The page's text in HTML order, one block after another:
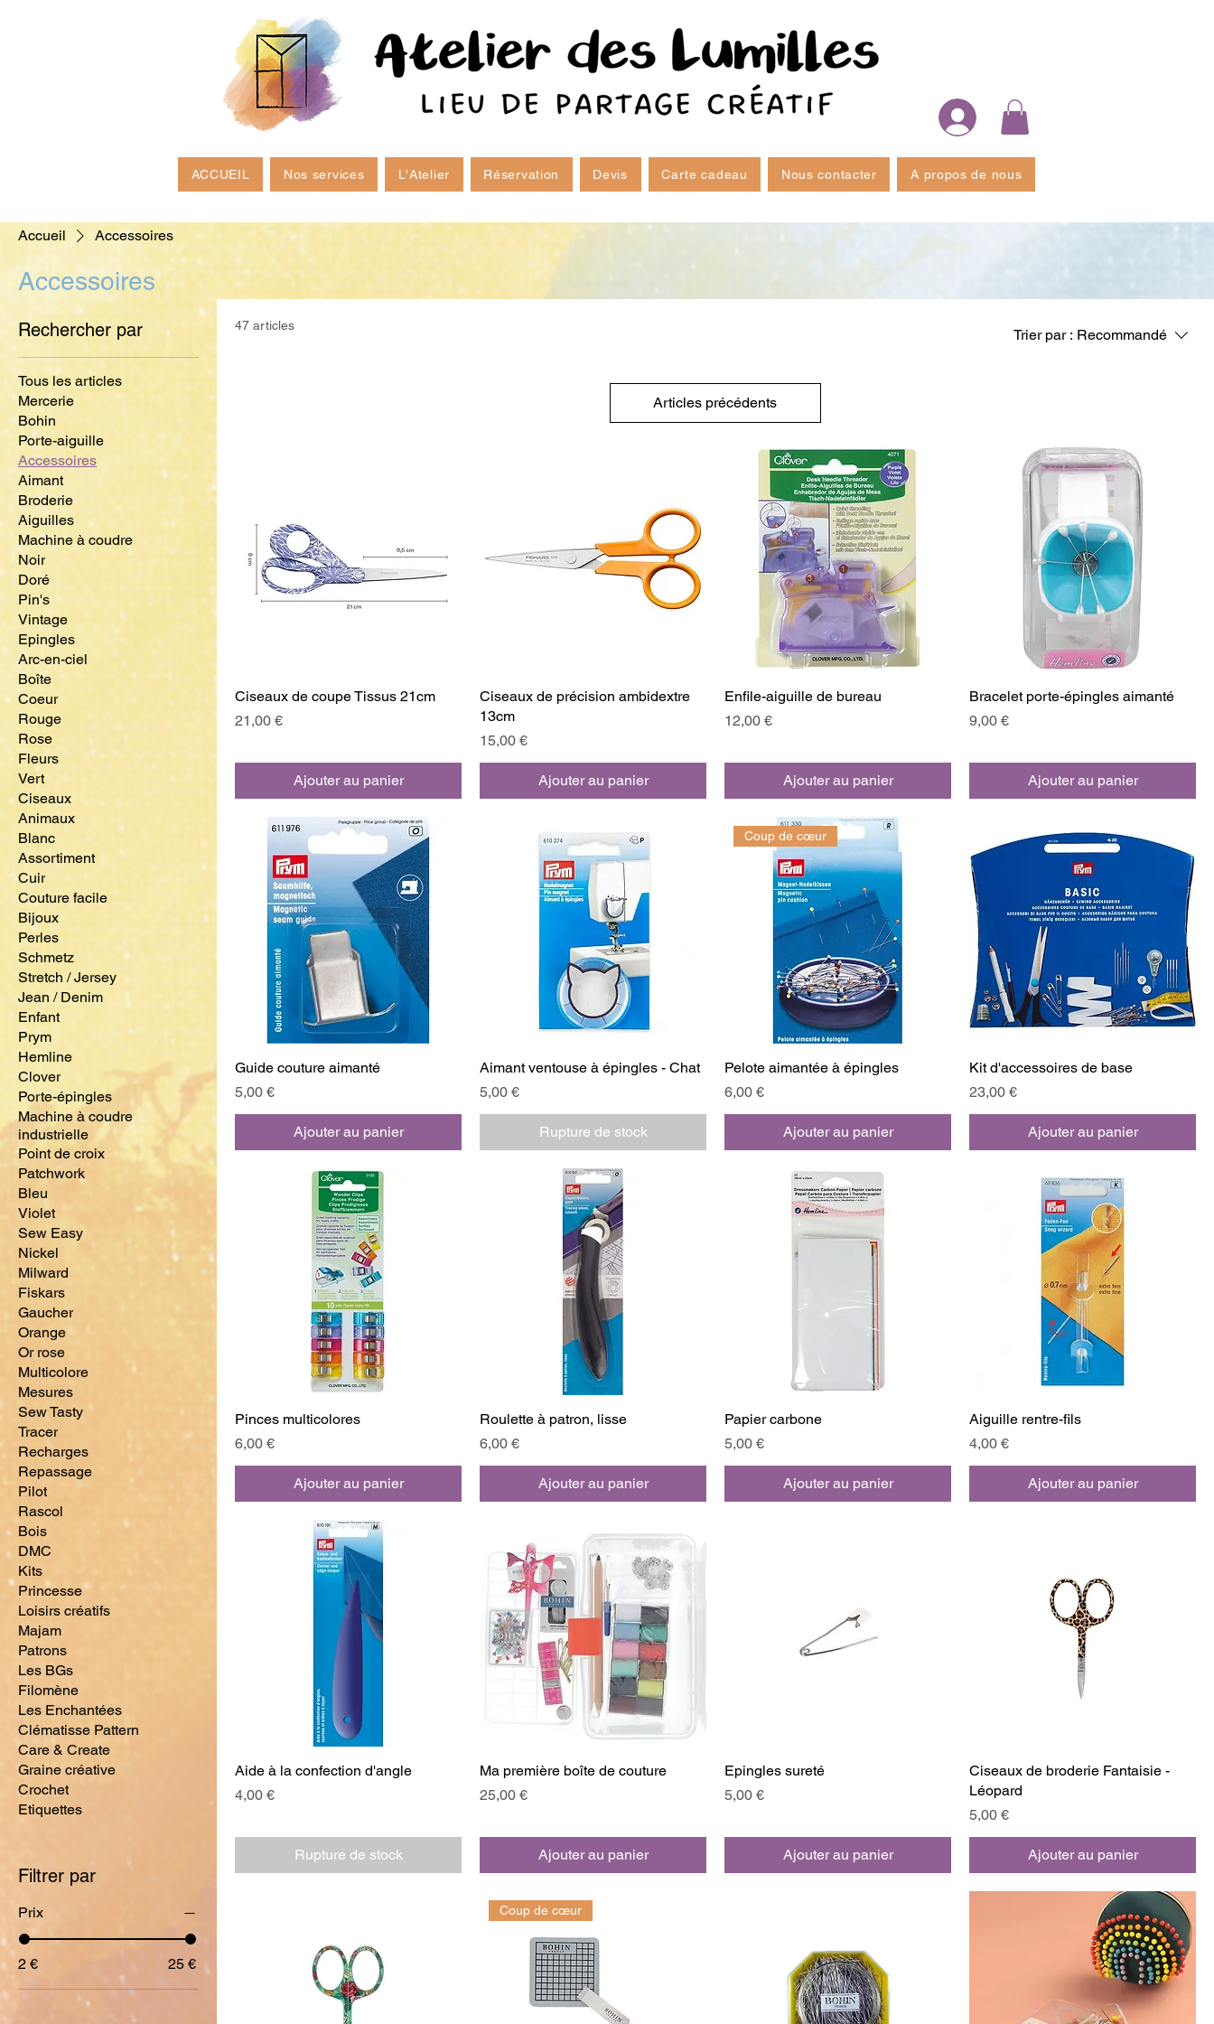
ACCUEIL Nos services L'Atelier Réservation Devis Carte cadeau Nous contacter A propos de nous
Accueil Accessoires
Accessoires
Rechercher par
Tous les articles
Mercerie
Bohin
Porte-aiguille
Accessoires
Aimant
Broderie
Aiguilles
Machine à coudre
Noir
Doré
Pin's
Vintage
Epingles
Arc-en-ciel
Boîte
Coeur
Rouge
Rose
Fleurs
Vert
Ciseaux
Animaux
Blanc
Assortiment
Cuir
Couture facile
Bijoux
Perles
Schmetz
Stretch / Jersey
Jean / Denim
Enfant
Prym
Hemline
Clover
Porte-épingles
Machine à coudre
industrielle
Point de croix
Patchwork
Bleu
Violet
Sew Easy
Nickel
Milward
Fiskars
Gaucher
Orange
Or rose
Multicolore
Mesures
Sew Tasty
Tracer
Recharges
Repassage
Pilot
Rascol
Bois
DMC
Kits
Princesse
Loisirs créatifs
Majam
Patrons
Les BGs
Filomène
Les Enchantées
Clématisse Pattern
Care & Create
Graine créative
Crochet
Etiquettes
Filtrer par
Prix
2 € 25 €
47 articles
Trier par : Recommandé
Articles précédents
Ciseaux de coupe Tissus 21cm
Prix
21,00 €
Ajouter au panier
Ciseaux de précision ambidextre
13cm
Prix
15,00 €
Ajouter au panier
Enfile-aiguille de bureau
Prix
12,00 €
Ajouter au panier
Bracelet porte-épingles aimanté
Prix
9,00 €
Ajouter au panier
Guide couture aimanté
Prix
5,00 €
Ajouter au panier
Aimant ventouse à épingles - Chat
Prix
5,00 €
Rupture de stock
Coup de cœur
Pelote aimantée à épingles
Prix
6,00 €
Ajouter au panier
Kit d'accessoires de base
Prix
23,00 €
Ajouter au panier
Pinces multicolores
Prix
6,00 €
Ajouter au panier
Roulette à patron, lisse
Prix
6,00 €
Ajouter au panier
Papier carbone
Prix
5,00 €
Ajouter au panier
Aiguille rentre-fils
Prix
4,00 €
Ajouter au panier
Aide à la confection d'angle
Prix
4,00 €
Rupture de stock
Ma première boîte de couture
Prix
25,00 €
Ajouter au panier
Epingles sureté
Prix
5,00 €
Ajouter au panier
Ciseaux de broderie Fantaisie -
Léopard
Prix
5,00 €
Ajouter au panier
Coup de cœur